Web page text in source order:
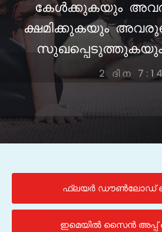
കേൾക്കുകയും
ക്ഷമിക്കുകയും
2 ദിന
ഫ്ലയർ ഡൗൺലോഡ്
ഇമെയിൽ സൈൻ